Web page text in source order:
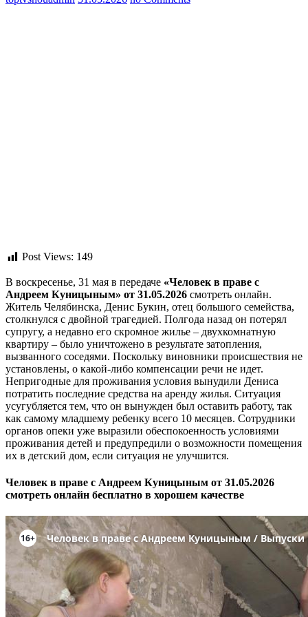
Post Views: 149
В воскресенье, 31 мая в передаче «Человек в праве с
Андреем Куницыным» от 31.05.2026 смотреть онлайн.
Житель Челябинска, Денис Букин, отец большого семейства,
столкнулся с двойной трагедией. Полгода назад он потерял
супругу, а недавно его скромное жилье – двухкомнатную
квартиру – было уничтожено в результате затопления,
вызванного соседями. Поскольку виновники происшествия не
установлены, о какой-либо компенсации речи не идет.
Непригодные для проживания условия вынудили Дениса
потратить последние средства на аренду жилья. Ситуация
усугубляется тем, что он вынужден был оставить работу, так
как самому младшему ребенку всего 10 месяцев. Сотрудники
органов опеки уже выразили обеспокоенность условиями
проживания детей и предупредили о возможности помещения
их в детский дом, если ситуация не улучшится.
Человек в праве с Андреем Куницыным от 31.05.2026
смотреть онлайн бесплатно в хорошем качестве